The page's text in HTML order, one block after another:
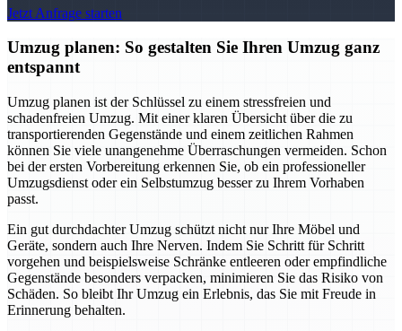
Jetzt Anfrage starten
Umzug planen: So gestalten Sie Ihren Umzug ganz
entspannt
Umzug planen ist der Schlüssel zu einem stressfreien und
schadenfreien Umzug. Mit einer klaren Übersicht über die zu
transportierenden Gegenstände und einem zeitlichen Rahmen
können Sie viele unangenehme Überraschungen vermeiden. Schon
bei der ersten Vorbereitung erkennen Sie, ob ein professioneller
Umzugsdienst oder ein Selbstumzug besser zu Ihrem Vorhaben
passt.
Ein gut durchdachter Umzug schützt nicht nur Ihre Möbel und
Geräte, sondern auch Ihre Nerven. Indem Sie Schritt für Schritt
vorgehen und beispielsweise Schränke entleeren oder empfindliche
Gegenstände besonders verpacken, minimieren Sie das Risiko von
Schäden. So bleibt Ihr Umzug ein Erlebnis, das Sie mit Freude in
Erinnerung behalten.